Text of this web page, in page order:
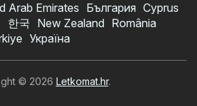
Arab Emirates България Cyprus
한국 New Zealand România
Україна
© 2026 Letkomat.hr.